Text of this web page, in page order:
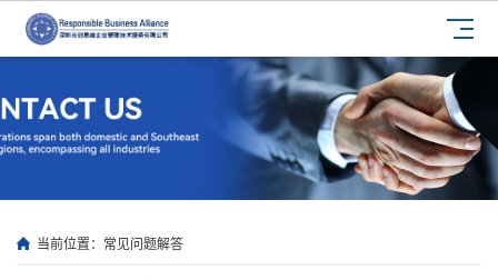
当前位置： 常见问题解答